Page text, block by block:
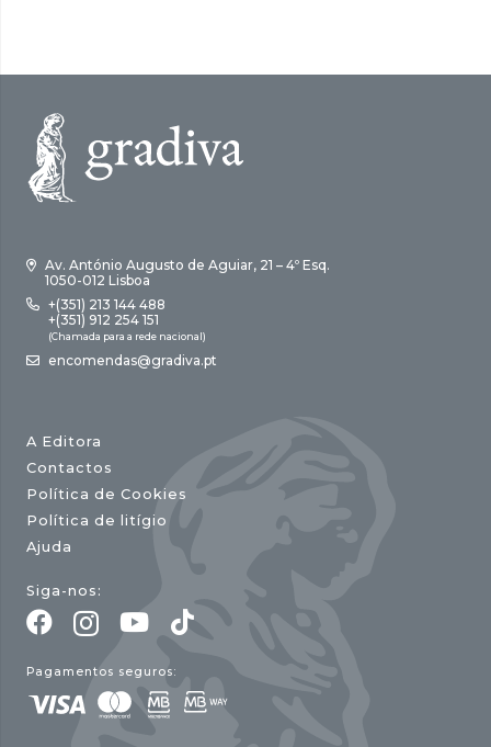
Av. António Augusto de Aguiar, 21 – 4º Esq.
1050-012 Lisboa
+(351) 213 144 488
+(351) 912 254 151
(Chamada para a rede nacional)
encomendas@gradiva.pt
A Editora
Contactos
Política de Cookies
Política de litígio
Ajuda
Siga-nos:
Pagamentos seguros: